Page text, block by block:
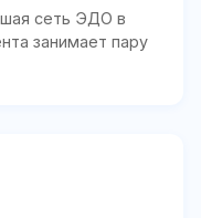
сеть ЭДО в
занимает пару